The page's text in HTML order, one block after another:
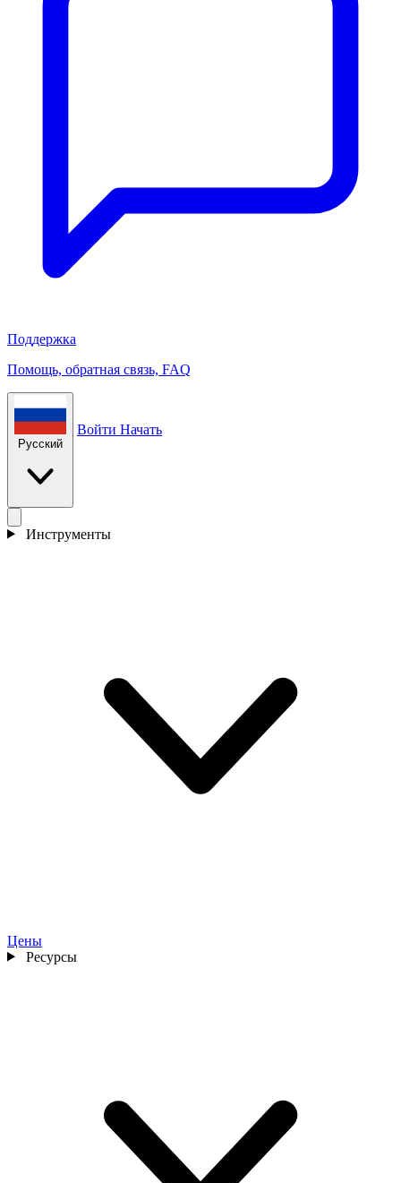
Поддержка
Помощь, обратная связь, FAQ
Русский
Войти Начать
Инструменты
Цены
Ресурсы